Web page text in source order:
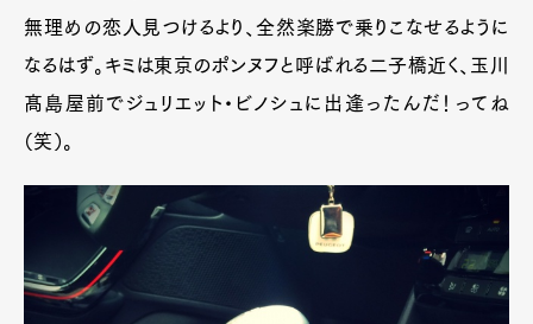
無理めの恋人見つけるより、全然楽勝で乗りこなせるように
なるはず。キミは東京のポンヌフと呼ばれる二子橋近く、玉川
髙島屋前でジュリエット・ビノシュに出逢ったんだ！ってね
（笑）。